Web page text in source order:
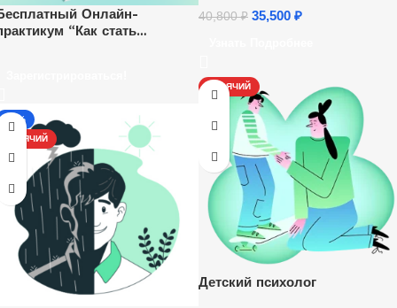
Онлайн-
“Как стать
40,800₽ 35,500 ₽
ГОРЯЧИЙ
Детский психолог
-17%
ГОРЯЧИЙ